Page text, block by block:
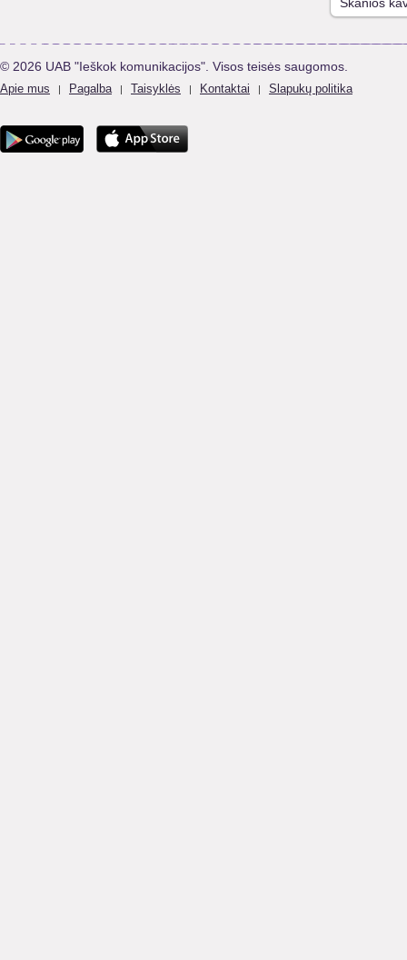
© 2026 UAB "Ieškok komunikacijos". Visos teisės saugomos.
Apie mus | Pagalba | Taisyklės | Kontaktai | Slapukų politika